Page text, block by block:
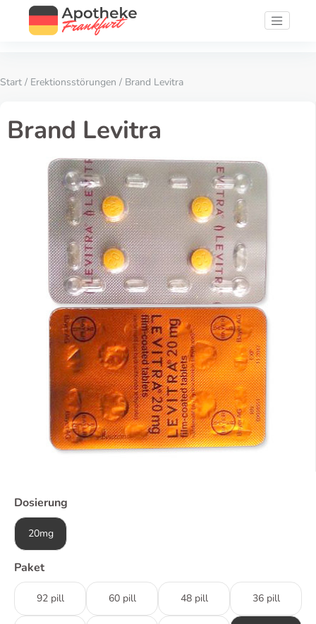
Start / Erektionsstörungen / Brand Levitra
Brand Levitra
Dosierung
20mg
Paket
92 pill 60 pill 48 pill 36 pill